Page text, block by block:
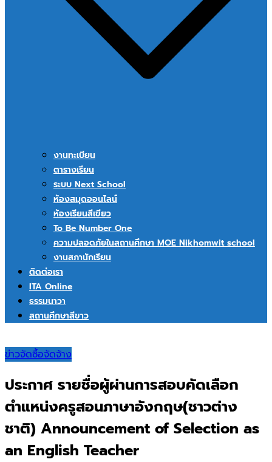
งานทะเบียน
ตารางเรียน
ระบบ Next School
ห้องสมุดออนไลน์
ห้องเรียนสีเขียว
To Be Number One
ความปลอดภัยในสถานศึกษา MOE Nikhomwit school
งานสภานักเรียน
ติดต่อเรา
ITA Online
ธรรมนาวา
สถานศึกษาสีขาว
ข่าวจัดซื้อจัดจ้าง
ประกาศ รายชื่อผู้ผ่านการสอบคัดเลือก
ตำแหน่งครูสอนภาษาอังกฤษ(ชาวต่าง
ชาติ) Announcement of Selection as
an English Teacher